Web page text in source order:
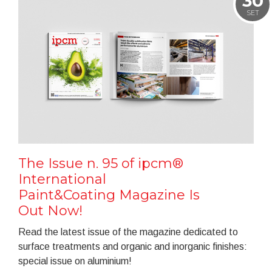
SET
The Issue n. 95 of ipcm®
International
Paint&Coating Magazine Is
Out Now!
Read the latest issue of the magazine dedicated to
surface treatments and organic and inorganic finishes:
special issue on aluminium!